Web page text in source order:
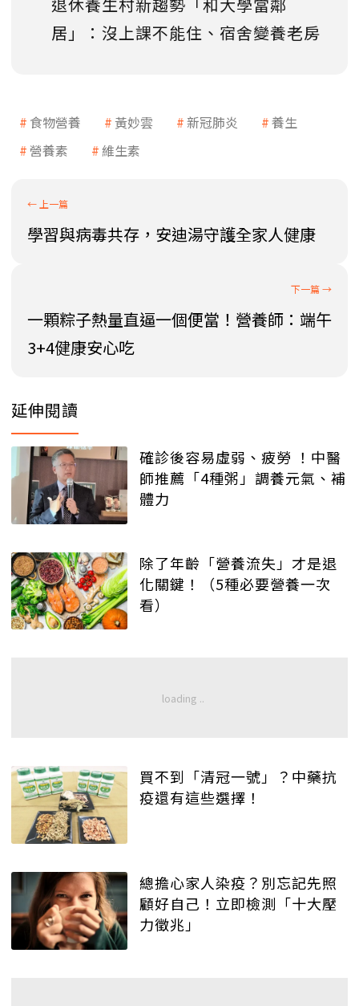
居」：沒上課不能住、宿舍變養老房
食物營養 黃妙雲 新冠肺炎
養生
營養素
維生素
學習與病毒共存，安迪湯守護全家人健康
一顆粽子熱量直逼一個便當！營養師：端午
3+4健康安心吃
延伸閱讀
確診後容易虛弱、疲勞 ！中醫
師推薦「4種粥」調養元氣、補
體力
除了年齡「營養流失」才是退
化關鍵！（5種必要營養一次
看）
買不到「清冠一號」？中藥抗
疫還有這些選擇！
總擔心家人染疫？別忘記先照
顧好自己！立即檢測「十大壓
力徵兆」